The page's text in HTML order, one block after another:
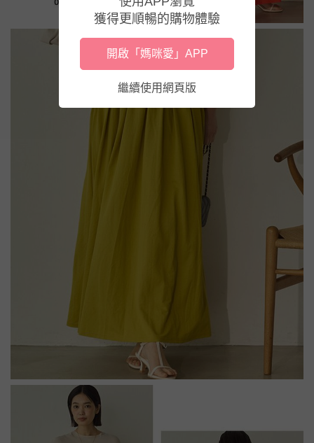
獲得更順暢的購物體驗
開啟「媽咪愛」APP
繼續使用網頁版